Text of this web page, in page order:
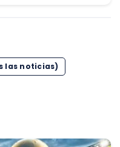
las noticias)